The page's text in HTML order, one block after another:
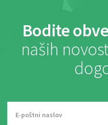
Bodite
naših